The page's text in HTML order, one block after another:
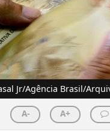
Jr/Agência Brasil/
A- A+